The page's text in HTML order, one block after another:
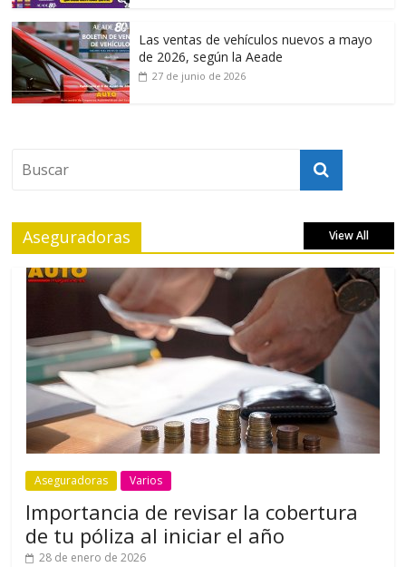
Las ventas de vehículos nuevos a mayo
de 2026, según la Aeade
27 de junio de 2026
Aseguradoras View All
Aseguradoras Varios
Importancia de revisar la cobertura
de tu póliza al iniciar el año
28 de enero de 2026